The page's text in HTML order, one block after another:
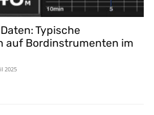
Typische
auf Bordinstrumenten im
2025